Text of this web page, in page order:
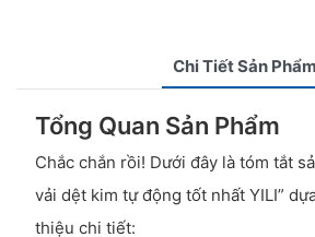
Chi Tiết Sản Phẩm
Tổng Quan Sản Phẩm
Chắc chắn rồi! Dưới đây là tóm tắt
vải dệt kim tự động tốt nhất YILI”
thiệu chi tiết: